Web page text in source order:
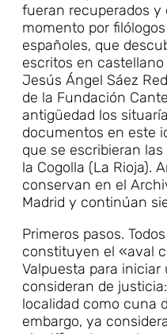
fueran recuperados y
momento por
españoles, que
escritos en
Jesús Ángel Sáez
de la Fundación
antigüedad los
documentos en este
que se escribieran
la Cogolla (La Rioja).
conservan en el
Madrid y continúan
Primeros pasos.
constituyen el «aval
Valpuesta para
consideran de
localidad como cuna
embargo, ya